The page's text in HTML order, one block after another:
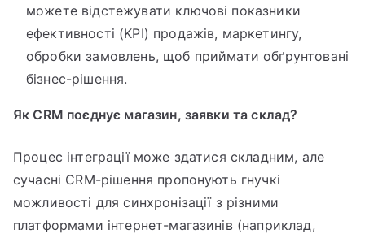
можете відстежувати ключові показники
ефективності (KPI) продажів, маркетингу,
обробки замовлень, щоб приймати обґрунтовані
бізнес-рішення.
Як CRM поєднує магазин, заявки та склад?
Процес інтеграції може здатися складним, але
сучасні CRM-рішення пропонують гнучкі
можливості для синхронізації з різними
платформами інтернет-магазинів (наприклад,